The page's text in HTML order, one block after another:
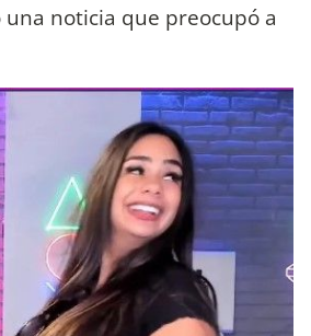
una noticia que preocupó a